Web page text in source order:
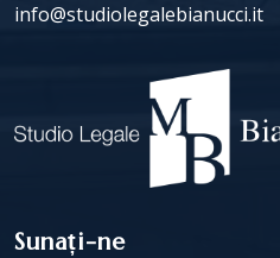
info@studiolegalebianucci.it
Sunați-ne